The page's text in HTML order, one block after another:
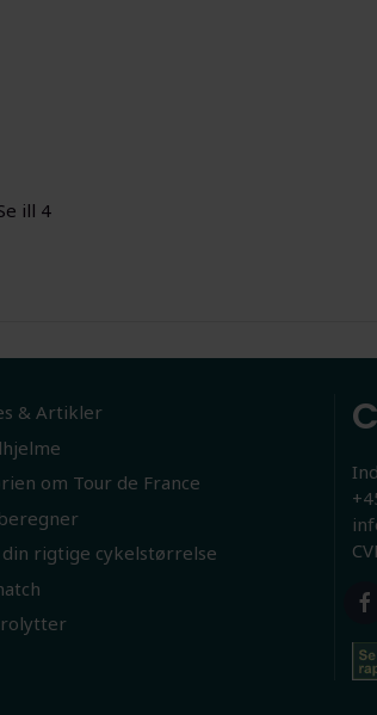
ill 4
& Artikler
om Tour de France
rigtige cykelstørrelse